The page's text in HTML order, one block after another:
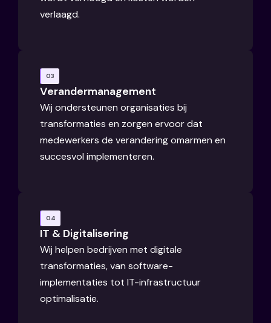
verlaagd.
03
Verandermanagement
Wij ondersteunen organisaties bij
transformaties en zorgen ervoor dat
medewerkers de verandering omarmen en
succesvol implementeren.
04
IT & Digitalisering
Wij helpen bedrijven met digitale
transformaties, van software-
implementaties tot IT-infrastructuur
optimalisatie.